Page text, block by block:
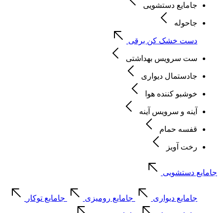
جامایع دستشویی
جاحوله
دست خشک کن برقی
ست سرویس بهداشتی
جادستمال دیواری
خوشبو کننده هوا
آینه و سرویس آینه
قفسه حمام
رخت آویز
جامایع دستشویی
جامایع دیواری جامایع رومیزی جامایع توکار